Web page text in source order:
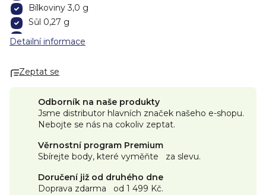
Bílkoviny 3,0 g
Sůl 0,27 g
Detailní informace
Zeptat se
Odborník na naše produkty
Jsme distributor hlavních značek našeho e-shopu.
Nebojte se nás na cokoliv zeptat.
Věrnostní program Premium
Sbírejte body, které vyměňte za slevu.
Doručení již od druhého dne
Doprava zdarma od 1 499 Kč.